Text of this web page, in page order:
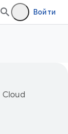
Войти
Cloud